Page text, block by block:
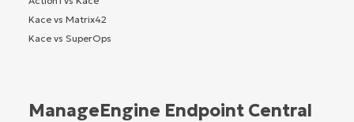
Kace vs Matrix42
Kace vs SuperOps
ManageEngine Endpoint Central